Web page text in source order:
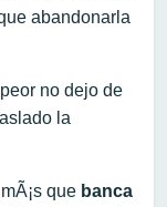
abandonarla
no dejo de
la
mÃ¡s que banca